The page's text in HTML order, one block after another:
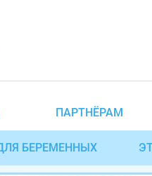
ПАРТНЁРАМ
БЕРЕМЕННЫХ